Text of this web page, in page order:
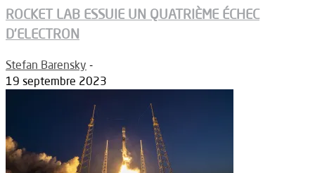
ROCKET LAB ESSUIE UN QUATRIÈME ÉCHEC
D’ELECTRON
Stefan Barensky -
19 septembre 2023